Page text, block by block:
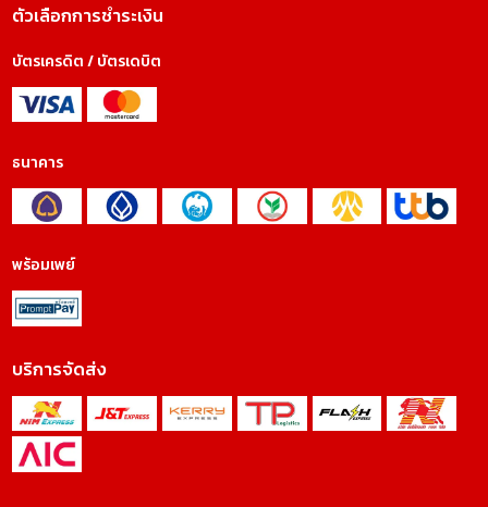
ตัวเลือกการชำระเงิน
บัตรเครดิต / บัตรเดบิต
ธนาคาร
พร้อมเพย์
บริการจัดส่ง